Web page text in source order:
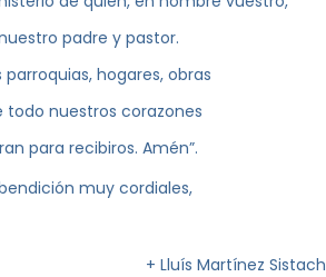
padre y pastor.
parroquias, hogares, obras
todo nuestros corazones
para recibiros. Amén”.
muy cordiales,
+ Lluís Martínez Sistach